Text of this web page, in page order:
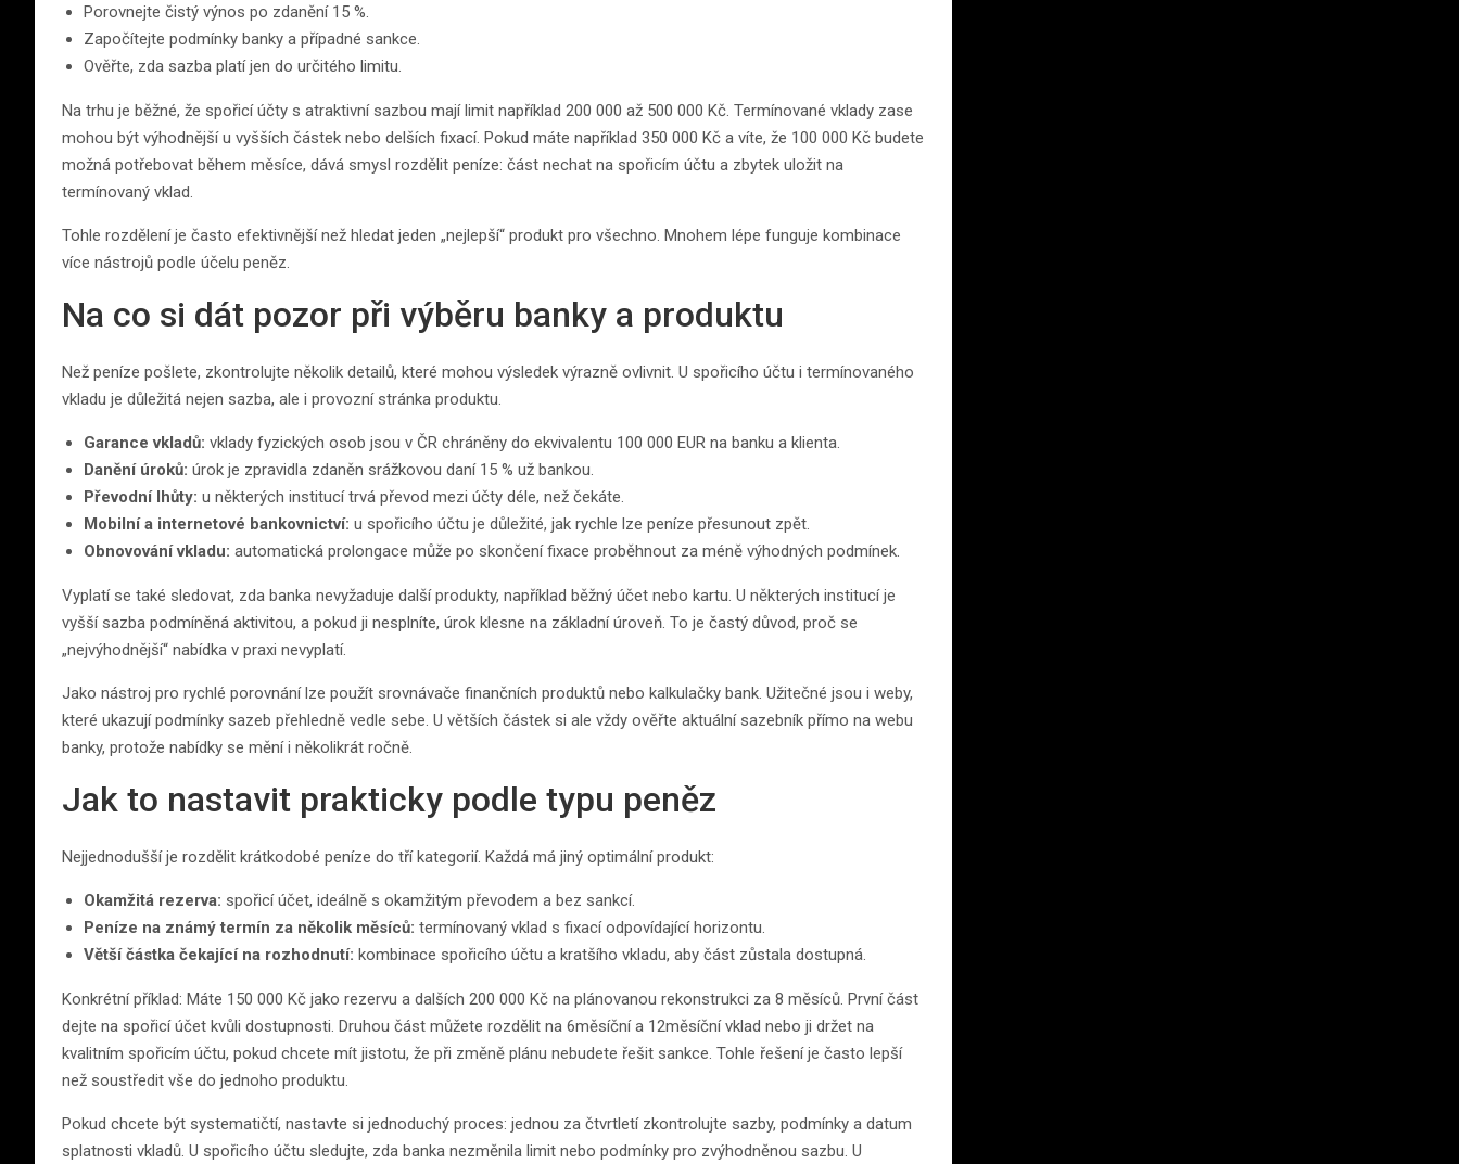
Porovnejte čistý výnos po zdanění 15 %.
Započítejte podmínky banky a případné sankce.
Ověřte, zda sazba platí jen do určitého limitu.
Na trhu je běžné, že spořicí účty s atraktivní sazbou mají limit například 200 000 až 500 000 Kč. Termínované vklady zase
mohou být výhodnější u vyšších částek nebo delších fixací. Pokud máte například 350 000 Kč a víte, že 100 000 Kč budete
možná potřebovat během měsíce, dává smysl rozdělit peníze: část nechat na spořicím účtu a zbytek uložit na
termínovaný vklad.
Tohle rozdělení je často efektivnější než hledat jeden „nejlepší“ produkt pro všechno. Mnohem lépe funguje kombinace
více nástrojů podle účelu peněz.
Na co si dát pozor při výběru banky a produktu
Než peníze pošlete, zkontrolujte několik detailů, které mohou výsledek výrazně ovlivnit. U spořicího účtu i termínovaného
vkladu je důležitá nejen sazba, ale i provozní stránka produktu.
Garance vkladů: vklady fyzických osob jsou v ČR chráněny do ekvivalentu 100 000 EUR na banku a klienta.
Danění úroků: úrok je zpravidla zdaněn srážkovou daní 15 % už bankou.
Převodní lhůty: u některých institucí trvá převod mezi účty déle, než čekáte.
Mobilní a internetové bankovnictví: u spořicího účtu je důležité, jak rychle lze peníze přesunout zpět.
Obnovování vkladu: automatická prolongace může po skončení fixace proběhnout za méně výhodných podmínek.
Vyplatí se také sledovat, zda banka nevyžaduje další produkty, například běžný účet nebo kartu. U některých institucí je
vyšší sazba podmíněná aktivitou, a pokud ji nesplníte, úrok klesne na základní úroveň. To je častý důvod, proč se
„nejvýhodnější“ nabídka v praxi nevyplatí.
Jako nástroj pro rychlé porovnání lze použít srovnávače finančních produktů nebo kalkulačky bank. Užitečné jsou i weby,
které ukazují podmínky sazeb přehledně vedle sebe. U větších částek si ale vždy ověřte aktuální sazebník přímo na webu
banky, protože nabídky se mění i několikrát ročně.
Jak to nastavit prakticky podle typu peněz
Nejjednodušší je rozdělit krátkodobé peníze do tří kategorií. Každá má jiný optimální produkt:
Okamžitá rezerva: spořicí účet, ideálně s okamžitým převodem a bez sankcí.
Peníze na známý termín za několik měsíců: termínovaný vklad s fixací odpovídající horizontu.
Větší částka čekající na rozhodnutí: kombinace spořicího účtu a kratšího vkladu, aby část zůstala dostupná.
Konkrétní příklad: Máte 150 000 Kč jako rezervu a dalších 200 000 Kč na plánovanou rekonstrukci za 8 měsíců. První část
dejte na spořicí účet kvůli dostupnosti. Druhou část můžete rozdělit na 6měsíční a 12měsíční vklad nebo ji držet na
kvalitním spořicím účtu, pokud chcete mít jistotu, že při změně plánu nebudete řešit sankce. Tohle řešení je často lepší
než soustředit vše do jednoho produktu.
Pokud chcete být systematičtí, nastavte si jednoduchý proces: jednou za čtvrtletí zkontrolujte sazby, podmínky a datum
splatnosti vkladů. U spořicího účtu sledujte, zda banka nezměnila limit nebo podmínky pro zvýhodněnou sazbu. U